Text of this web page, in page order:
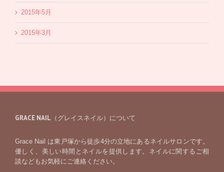
2015年5月
2015年3月
GRACE NAIL（グレイスネイル）について
Grace Nail は東戸塚から徒歩4分の立地にあるネイルサロンです。
優しく、美しい時間とネイルを提供します。ネイルに関するご相
談などもお気軽にご連絡ください。